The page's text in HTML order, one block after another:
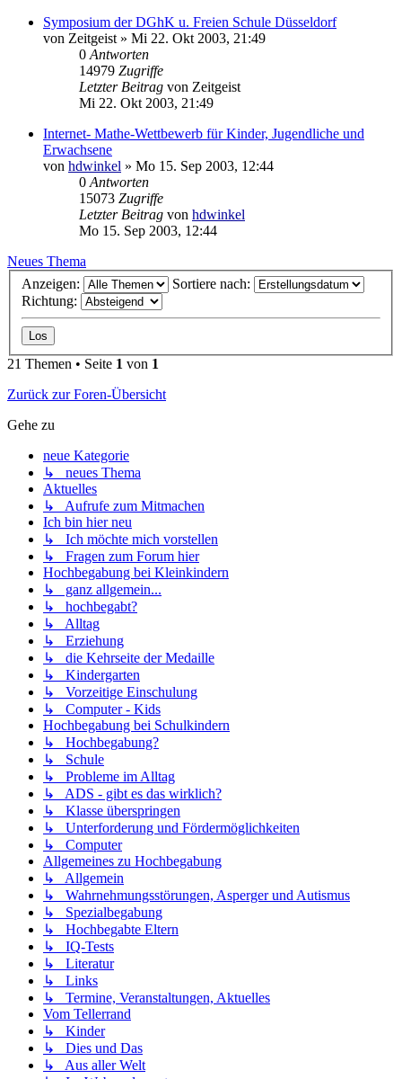
Symposium der DGhK u. Freien Schule Düsseldorf
von Zeitgeist » Mi 22. Okt 2003, 21:49
0 Antworten
14979 Zugriffe
Letzter Beitrag von Zeitgeist
Mi 22. Okt 2003, 21:49
Internet- Mathe-Wettbewerb für Kinder, Jugendliche und
Erwachsene
von hdwinkel » Mo 15. Sep 2003, 12:44
0 Antworten
15073 Zugriffe
Letzter Beitrag von hdwinkel
Mo 15. Sep 2003, 12:44
Neues Thema
Anzeigen:
Sortiere nach:
Richtung:
21 Themen • Seite 1 von 1
Zurück zur Foren-Übersicht
Gehe zu
neue Kategorie
↳ neues Thema
Aktuelles
↳ Aufrufe zum Mitmachen
Ich bin hier neu
↳ Ich möchte mich vorstellen
↳ Fragen zum Forum hier
Hochbegabung bei Kleinkindern
↳ ganz allgemein...
↳ hochbegabt?
↳ Alltag
↳ Erziehung
↳ die Kehrseite der Medaille
↳ Kindergarten
↳ Vorzeitige Einschulung
↳ Computer - Kids
Hochbegabung bei Schulkindern
↳ Hochbegabung?
↳ Schule
↳ Probleme im Alltag
↳ ADS - gibt es das wirklich?
↳ Klasse überspringen
↳ Unterforderung und Fördermöglichkeiten
↳ Computer
Allgemeines zu Hochbegabung
↳ Allgemein
↳ Wahrnehmungsstörungen, Asperger und Autismus
↳ Spezialbegabung
↳ Hochbegabte Eltern
↳ IQ-Tests
↳ Literatur
↳ Links
↳ Termine, Veranstaltungen, Aktuelles
Vom Tellerrand
↳ Kinder
↳ Dies und Das
↳ Aus aller Welt